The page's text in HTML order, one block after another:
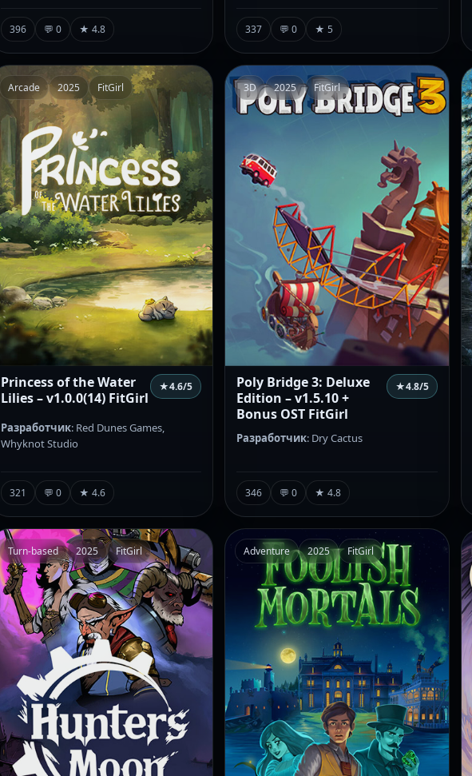
396 💬 0 ★ 4.8 337 💬 0 ★ 5
Arcade 2025 FitGirl
Princess of the Water
Lilies – v1.0.0(14) FitGirl
★4.6/5
Разработчик: Red Dunes Games,
Whyknot Studio
321 💬 0 ★ 4.6
3D 2025 FitGirl
Poly Bridge 3: Deluxe
Edition – v1.5.10 +
Bonus OST FitGirl
★4.8/5
Разработчик: Dry Cactus
346 💬 0 ★ 4.8
Turn-based 2025 FitGirl Adventure 2025 FitGirl